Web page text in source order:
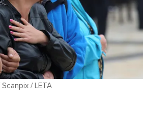
/ LETA